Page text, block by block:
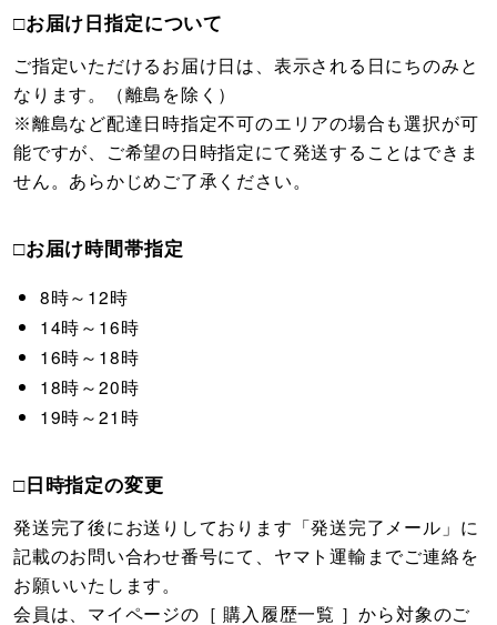
□お届け日指定について
ご指定いただけるお届け日は、表示される日にちのみと
なります。（離島を除く）
※離島など配達日時指定不可のエリアの場合も選択が可
能ですが、ご希望の日時指定にて発送することはできま
せん。あらかじめご了承ください。
□お届け時間帯指定
8時～12時
14時～16時
16時～18時
18時～20時
19時～21時
□日時指定の変更
発送完了後にお送りしております「発送完了メール」に
記載のお問い合わせ番号にて、ヤマト運輸までご連絡を
お願いいたします。
会員は、マイページの［ 購入履歴一覧 ］から対象のご